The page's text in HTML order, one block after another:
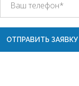
ОТПРАВИТЬ ЗАЯВКУ